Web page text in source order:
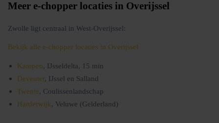
Meer e-chopper locaties in Overijssel
Zwolle ligt centraal in West-Overijssel:
Bekijk alle e-chopper locaties in Overijssel
Kampen, IJsseldelta, 15 min
Deventer, IJssel en Salland
Twente, Coulissenlandschap
Harderwijk, Veluwe (Gelderland)